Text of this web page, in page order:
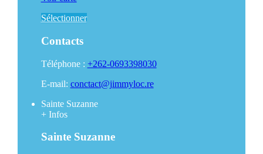
Sélectionner
Contacts
Téléphone : +262-0693398030
E-mail: conctact@jimmyloc.re
Sainte Suzanne
+Infos
Sainte Suzanne